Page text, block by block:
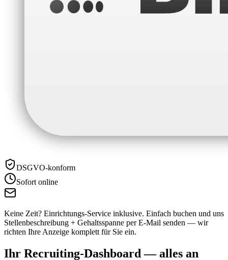
DSGVO-konform
Sofort online
Keine Zeit? Einrichtungs-Service inklusive. Einfach buchen und uns
Stellenbeschreibung + Gehaltsspanne per E-Mail senden — wir
richten Ihre Anzeige komplett für Sie ein.
Ihr Recruiting-Dashboard — alles an